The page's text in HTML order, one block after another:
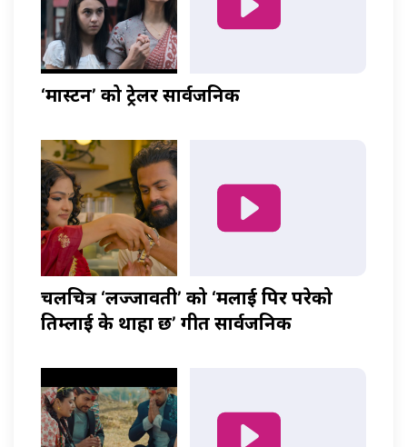
‘मास्टर्नी’ को ट्रेलर सार्वजनिक
चलचित्र ‘लज्जावती’ को ‘मलाई पिर परेको
तिम्लाई के थाहा छ’ गीत सार्वजनिक